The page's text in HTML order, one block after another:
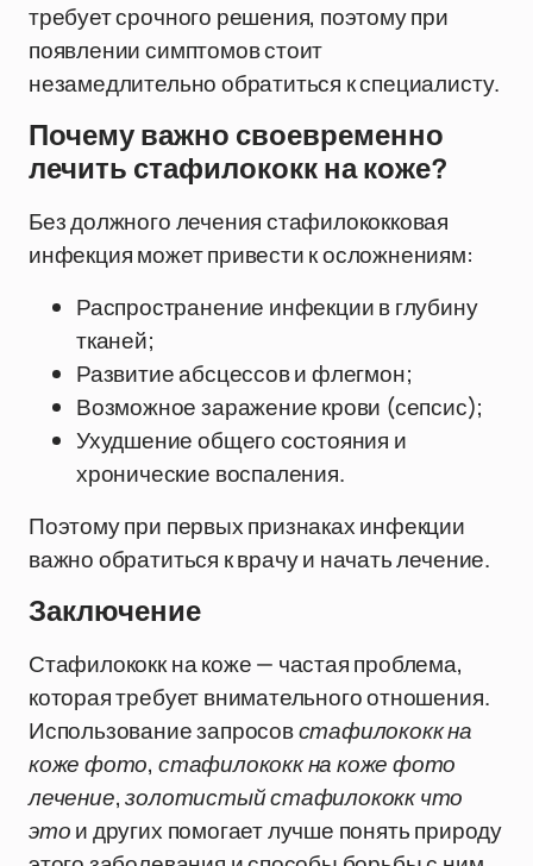
требует срочного решения, поэтому при
появлении симптомов стоит
незамедлительно обратиться к специалисту.
Почему важно своевременно
лечить стафилококк на коже?
Без должного лечения стафилококковая
инфекция может привести к осложнениям:
Распространение инфекции в глубину
тканей;
Развитие абсцессов и флегмон;
Возможное заражение крови (сепсис);
Ухудшение общего состояния и
хронические воспаления.
Поэтому при первых признаках инфекции
важно обратиться к врачу и начать лечение.
Заключение
Стафилококк на коже — частая проблема,
которая требует внимательного отношения.
Использование запросовстафилококк на
коже фото, стафилококк на коже фото
лечение,золотистый стафилококк что
этои других помогает лучше понять природу